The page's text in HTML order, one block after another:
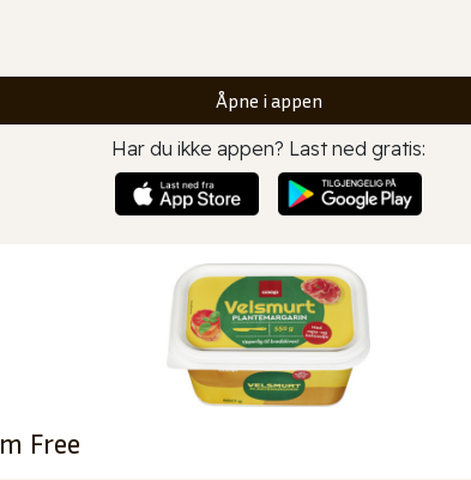
Åpne i appen
Har du ikke appen? Last ned gratis:
Free